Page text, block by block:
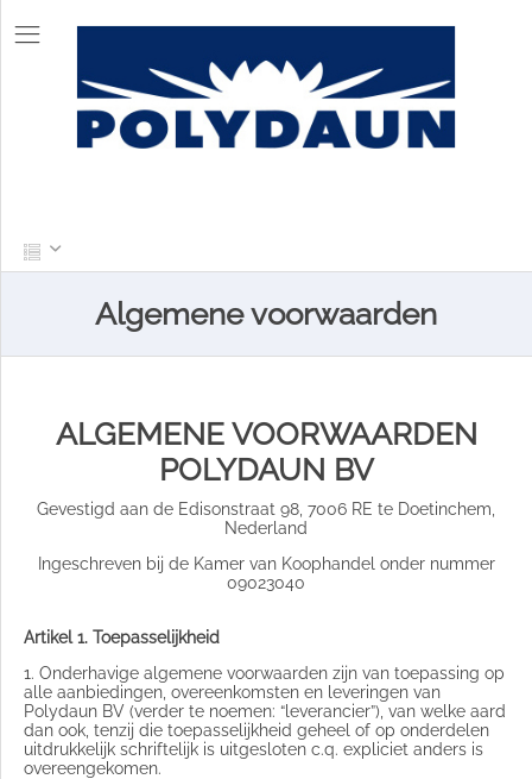
Algemene voorwaarden
ALGEMENE VOORWAARDEN
POLYDAUN BV
Gevestigd aan de Edisonstraat 98, 7006 RE te Doetinchem,
Nederland
Ingeschreven bij de Kamer van Koophandel onder nummer
09023040
Artikel 1. Toepasselijkheid
1. Onderhavige algemene voorwaarden zijn van toepassing op
alle aanbiedingen, overeenkomsten en leveringen van
Polydaun BV (verder te noemen: “leverancier”), van welke aard
dan ook, tenzij die toepasselijkheid geheel of op onderdelen
uitdrukkelijk schriftelijk is uitgesloten c.q. expliciet anders is
overeengekomen.